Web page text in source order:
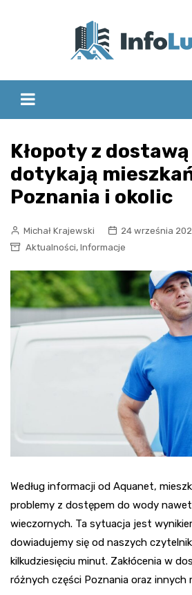
Kłopoty z
dotykają
Poznania i okolic
Michał Krajewski
24 września
Aktualności, Informacje
Według informacji od Aquanet,
problemy z dostępem do wody
wieczornych. Ta sytuacja jest
dowiadujemy się od naszych
kilkudziesięciu minut. Zakłócenia w
różnych części Poznania oraz innych